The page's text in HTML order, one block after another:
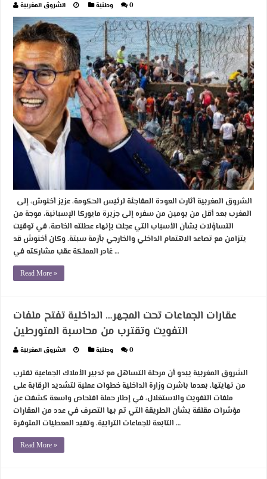
الشروق المغربية وطنية 0
المغرب بعد أقل من يومين من سفره إلى جزيرة مايوركا الإسبانية، موجة من
التساؤلات بشأن الأسباب التي عجلت بإنهاء عطلته الخاصة، في توقيت
يتزامن مع تصاعد الاهتمام الداخلي والخارجي بأزمة سبتة. وكان أخنوش قد
غادر المملكة عقب مشاركته في …
Read More »
عقارات الجماعات تحت المجهر… الداخلية تفتح ملفات
التفويت وتقترب من محاسبة المتورطين
الشروق المغربية وطنية 0
الشروق المغربية يبدو أن مرحلة التساهل مع تدبير الأملاك الجماعية تقترب
من نهايتها، بعدما باشرت وزارة الداخلية خطوات عملية لتشديد الرقابة على
ملفات التفويت والاستغلال، في إطار حملة افتحاص واسعة كشفت عن
مؤشرات مقلقة بشأن الطريقة التي تم بها التصرف في عدد من العقارات
التابعة للجماعات الترابية. وتفيد المعطيات المتوفرة …
Read More »